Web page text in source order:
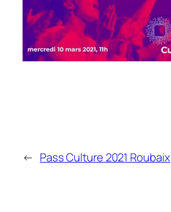
← Pass Culture 2021 Roubaix